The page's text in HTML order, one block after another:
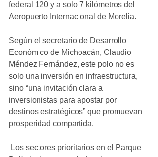
federal 120 y a solo 7 kilómetros del
Aeropuerto Internacional de Morelia.
Según el secretario de Desarrollo
Económico de Michoacán, Claudio
Méndez Fernández, este polo no es
solo una inversión en infraestructura,
sino “una invitación clara a
inversionistas para apostar por
destinos estratégicos” que promuevan
prosperidad compartida.